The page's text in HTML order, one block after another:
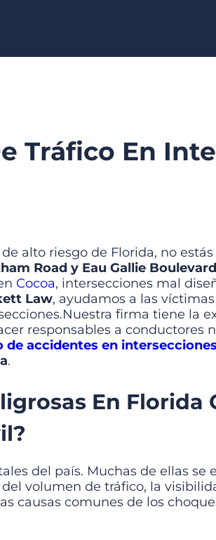
Tráfico En
alto riesgo de Florida, no
Road y Eau Gallie
Cocoa, intersecciones mal
Law, ayudamos a las
firma tiene la
responsables a conductores
de accidentes en
.
En Florida
del país. Muchas de ellas se
volumen de tráfico, la
causas comunes de los